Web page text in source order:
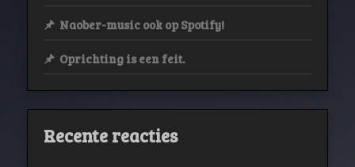
Naober-music ook op Spotify!
Oprichting is een feit.
Recente reacties